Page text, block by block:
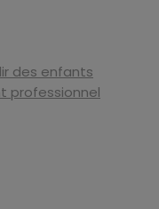
des enfants
professionnel